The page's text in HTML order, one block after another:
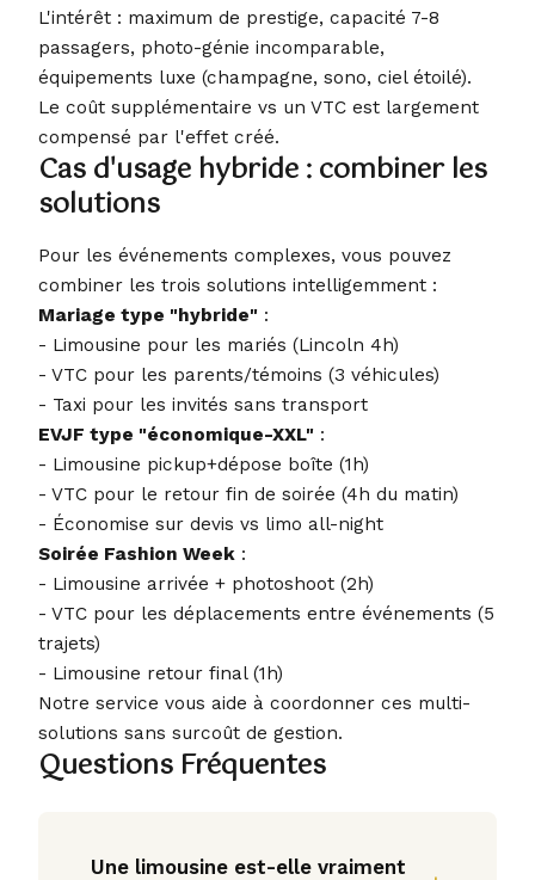
L'intérêt : maximum de prestige, capacité 7-8
passagers, photo-génie incomparable,
équipements luxe (champagne, sono, ciel étoilé).
Le coût supplémentaire vs un VTC est largement
compensé par l'effet créé.
Cas d'usage hybride : combiner les
solutions
Pour les événements complexes, vous pouvez
combiner les trois solutions intelligemment :
Mariage type "hybride" :
- Limousine pour les mariés (Lincoln 4h)
- VTC pour les parents/témoins (3 véhicules)
- Taxi pour les invités sans transport
EVJF type "économique-XXL" :
- Limousine pickup+dépose boîte (1h)
- VTC pour le retour fin de soirée (4h du matin)
- Économise sur devis vs limo all-night
Soirée Fashion Week :
- Limousine arrivée + photoshoot (2h)
- VTC pour les déplacements entre événements (5
trajets)
- Limousine retour final (1h)
Notre service vous aide à coordonner ces multi-
solutions sans surcoût de gestion.
Questions Fréquentes
Une limousine est-elle vraiment